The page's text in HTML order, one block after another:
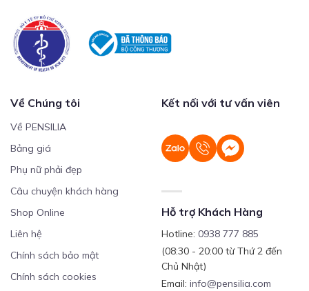
Về Chúng tôi
Về PENSILIA
Bảng giá
Phụ nữ phải đẹp
Câu chuyện khách hàng
Shop Online
Liên hệ
Chính sách bảo mật
Chính sách cookies
Kết nối với tư vấn viên
Hỗ trợ Khách Hàng
Hotline: 0938 777 885
(08:30 - 20:00 từ Thứ 2 đến
Chủ Nhật)
Email: info@pensilia.com